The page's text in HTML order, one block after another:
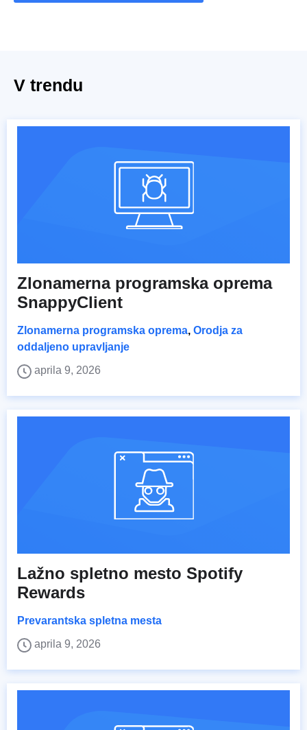
V trendu
Zlonamerna programska oprema
SnappyClient
Zlonamerna programska oprema, Orodja za
oddaljeno upravljanje
aprila 9, 2026
Lažno spletno mesto Spotify
Rewards
Prevarantska spletna mesta
aprila 9, 2026